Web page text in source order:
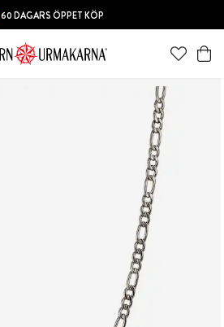
60 DAGARS ÖPPET KÖP